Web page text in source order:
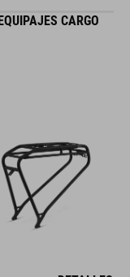
CARGO